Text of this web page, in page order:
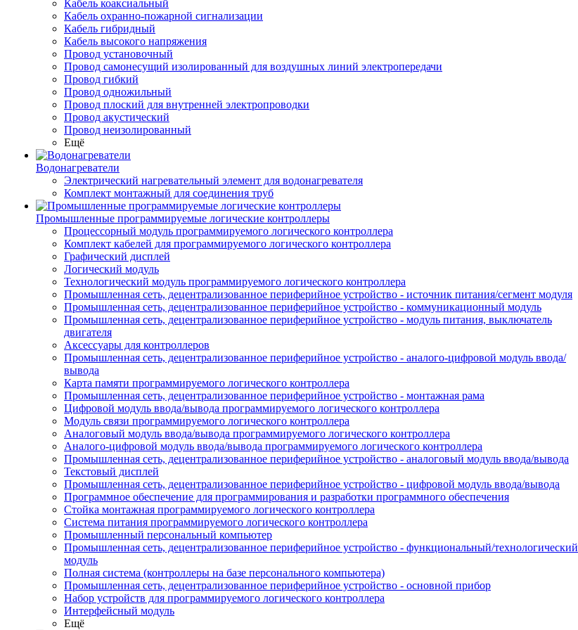
Кабель коаксиальный
Кабель охранно-пожарной сигнализации
Кабель гибридный
Кабель высокого напряжения
Провод установочный
Провод самонесущий изолированный для воздушных линий электропередачи
Провод гибкий
Провод одножильный
Провод плоский для внутренней электропроводки
Провод акустический
Провод неизолированный
Ещё
Водонагреватели
Электрический нагревательный элемент для водонагревателя
Комплект монтажный для соединения труб
Промышленные программируемые логические контроллеры
Процессорный модуль программируемого логического контроллера
Комплект кабелей для программируемого логического контроллера
Графический дисплей
Логический модуль
Технологический модуль программируемого логического контроллера
Промышленная сеть, децентрализованное периферийное устройство - источник питания/сегмент модуля
Промышленная сеть, децентрализованное периферийное устройство - коммуникационный модуль
Промышленная сеть, децентрализованное периферийное устройство - модуль питания, выключатель
двигателя
Аксессуары для контроллеров
Промышленная сеть, децентрализованное периферийное устройство - аналого-цифровой модуль ввода/
вывода
Карта памяти программируемого логического контроллера
Промышленная сеть, децентрализованное периферийное устройство - монтажная рама
Цифровой модуль ввода/вывода программируемого логического контроллера
Модуль связи программируемого логического контроллера
Аналоговый модуль ввода/вывода программируемого логического контроллера
Аналого-цифровой модуль ввода/вывода программируемого логического контроллера
Промышленная сеть, децентрализованное периферийное устройство - аналоговый модуль ввода/вывода
Текстовый дисплей
Промышленная сеть, децентрализованное периферийное устройство - цифровой модуль ввода/вывода
Программное обеспечение для программирования и разработки программного обеспечения
Стойка монтажная программируемого логического контроллера
Система питания программируемого логического контроллера
Промышленный персональный компьютер
Промышленная сеть, децентрализованное периферийное устройство - функциональный/технологический
модуль
Полная система (контроллеры на базе персонального компьютера)
Промышленная сеть, децентрализованное периферийное устройство - основной прибор
Набор устройств для программируемого логического контроллера
Интерфейсный модуль
Ещё